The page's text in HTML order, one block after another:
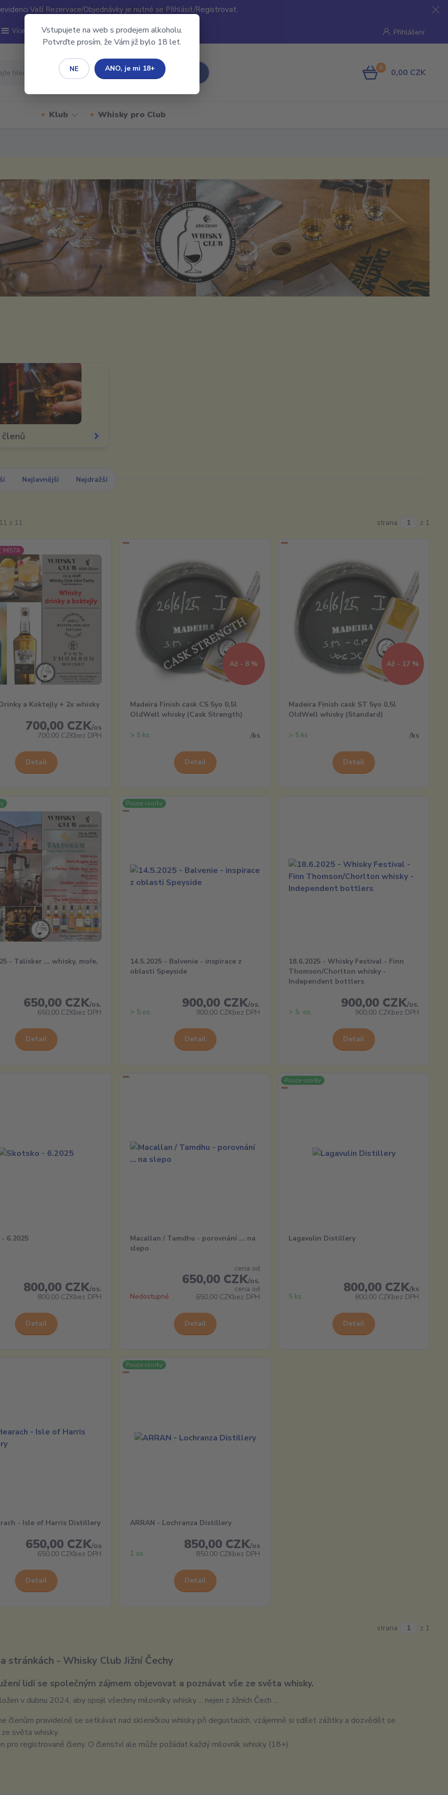
Vaší Rezervace/Objednávky je nutné se Přihlásit/Registrovat.
Vstupujete na web s prodejem alkoholu.
Potvrďte prosím, že Vám již bylo 18 let.
NE ANO, je mi 18+
Více Přihlášení
Hledat 0 0,00 CZK
Klub Whisky pro Club
Nejlevnější Nejdražší
z 11 strana z 1
MÍSTA
a Koktejly + 2x whisky
700,00 CZK/os
700,00 CZKbez DPH
Detail
Až - 8 %
Madeira Finish cask CS 5yo 0,5l
OldWell whisky (Cask Strength)
/ks
> 5 ks
Detail
Až - 17 %
Madeira Finish cask ST 5yo 0,5l
OldWell whisky (Standard)
/ks
> 5 ks
Detail
- Talisker ... whisky, moře,
650,00 CZK/os.
650,00 CZKbez DPH
Detail
Pouze vzorky
14.5.2025 - Balvenie - inspirace z
oblasti Speyside
900,00 CZK/os.
900,00 CZKbez DPH
> 5 os.
Detail
18.6.2025 - Whisky Festival - Finn
Thomson/Chorlton whisky -
Independent bottlers
900,00 CZK/os.
900,00 CZKbez DPH
> 5 os.
Detail
6.2025
800,00 CZK/os.
800,00 CZKbez DPH
Detail
Macallan / Tamdhu - porovnání ... na
slepo
cena od
650,00 CZK/os.
cena od
650,00 CZKbez DPH
Nedostupné
Detail
Pouze vzorky
Lagavulin Distillery
800,00 CZK/ks
800,00 CZKbez DPH
5 ks
Detail
- Isle of Harris Distillery
650,00 CZK/os
650,00 CZKbez DPH
Detail
Pouze vzorky
ARRAN - Lochranza Distillery
850,00 CZK/os
850,00 CZKbez DPH
1 os
Detail
strana z 1
stránkách - Whisky Club Jižní Čechy
lidí se společným zájmem objevovat a poznávat vše ze světa whisky.
v dubnu 2024, aby spojil všechny milovníky whisky ... nejen z Jižních Čech ...
členům pravidelně se setkávat nad skleničkou whisky při degustacích, vzájemně si sdílet zážitky a dozvědět se
světa whisky.
pro registrované členy. O členství ale může požádat každý milovník whisky (18+).